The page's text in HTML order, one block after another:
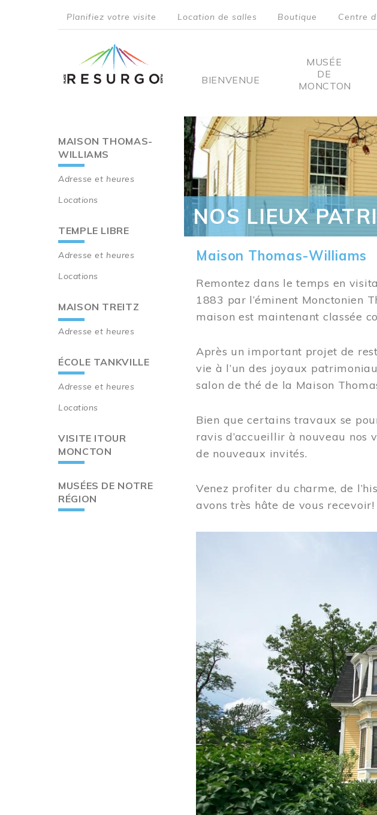
menu
Planifiez votre visite Location de salles Boutique Centre
Main
BIENVENUE
MUSÉE
DE
MONCTON
Main
navigation
MAISON THOMAS-
WILLIAMS
Adresse et heures
Locations
TEMPLE LIBRE
Adresse et heures
Locations
MAISON TREITZ
Adresse et heures
ÉCOLE TANKVILLE
Adresse et heures
Locations
VISITE ITOUR
MONCTON
MUSÉES DE NOTRE
RÉGION
NOS LIEUX
Maison Thomas-Williams
Remontez dans le temps en
1883 par l’éminent Monctonien
maison est maintenant classée
Après un important projet de
vie à l’un des joyaux
salon de thé de la Maison
Bien que certains travaux se
ravis d’accueillir à nouveau
de nouveaux invités.
Venez profiter du charme, de
avons très hâte de vous recevoir!